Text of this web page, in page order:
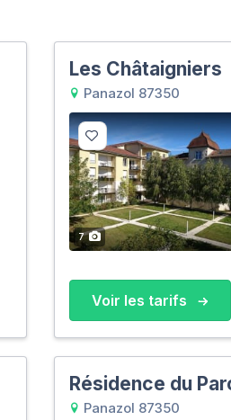
Les Châtaigniers
Panazol 87350
7
Voir les tarifs
Résidence du
Panazol 87350